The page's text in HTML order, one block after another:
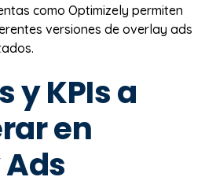
como Optimizely permiten
versiones de overlay ads
y KPIs a
en